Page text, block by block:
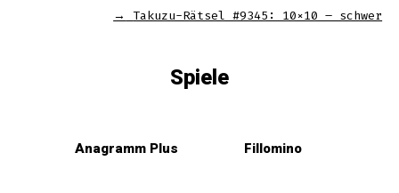
→
Takuzu-Rätsel #9345: 10×10 – schwer
Spiele
Anagramm Plus Fillomino